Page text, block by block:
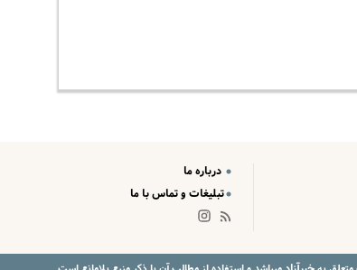
درباره ما
تبلیغات و تماس با ما